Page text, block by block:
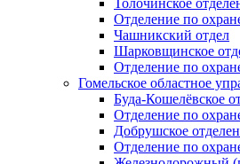
Отделение по
Чашникский отдел
Шарковщинское
Отделение по
Гомельское областное
Буда-Кошелёвское
Отделение по
Добрушское
Отделение по